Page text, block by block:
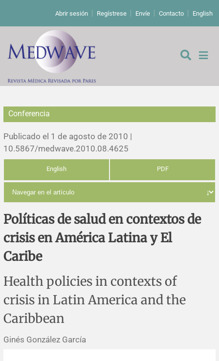
Abrir sesión Regístrese Envíe Contacto English
De los editores
Editoriales
Comentarios
Cartas a los editores
Errata y notas de reserva
Agradecimientos
Impressum
Estudios originales
Estudios cualitativos
Revisiones sistemáticas
Protocolos
Evaluaciones económicas
Análisis
Revisiones clínicas
Artículos de revisión
Notas metodológicas
Comunicaciones breves
Problemas de salud pública
Notas históricas y reseñas
Ensayos
Reporte de caso
Notas técnicas
Práctica clínica
Descripción
Política de cobros
Conferencia
Publicado el 1 de agosto de 2010 |
10.5867/medwave.2010.08.4625
English PDF
Políticas de salud en contextos de
crisis en América Latina y El
Caribe
Health policies in contexts of
crisis in Latin America and the
Caribbean
Ginés González García